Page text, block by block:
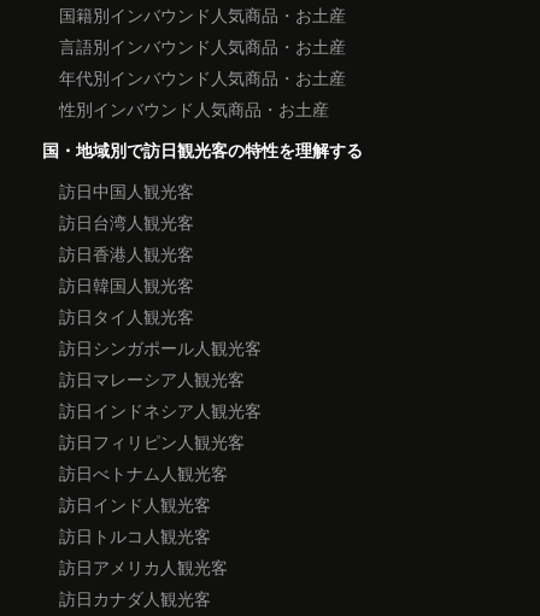
国籍別インバウンド人気商品・お土産
言語別インバウンド人気商品・お土産
年代別インバウンド人気商品・お土産
性別インバウンド人気商品・お土産
国・地域別で訪日観光客の特性を理解する
訪日中国人観光客
訪日台湾人観光客
訪日香港人観光客
訪日韓国人観光客
訪日タイ人観光客
訪日シンガポール人観光客
訪日マレーシア人観光客
訪日インドネシア人観光客
訪日フィリピン人観光客
訪日べトナム人観光客
訪日インド人観光客
訪日トルコ人観光客
訪日アメリカ人観光客
訪日カナダ人観光客